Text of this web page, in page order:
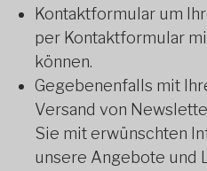
Kontaktformular um
per Kontaktformular
können.
Gegebenenfalls mit
Versand von
Sie mit erwünschten
unsere Angebote und